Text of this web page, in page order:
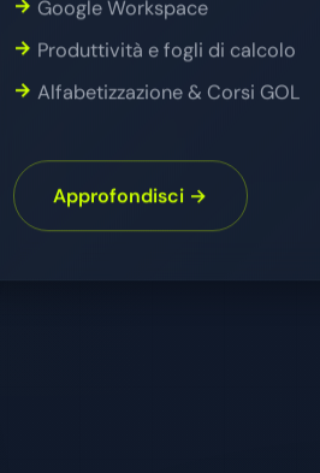
Google Workspace
Produttività e fogli di calcolo
Alfabetizzazione & Corsi GOL
Approfondisci →